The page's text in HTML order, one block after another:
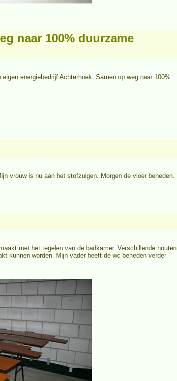
naar 100% duurzame
energiebedrijf Achterhoek. Samen op weg naar 100%
vrouw is nu aan het stofzuigen. Morgen de vloer beneden.
met het tegelen van de badkamer. Verschillende houten
kunnen worden. Mijn vader heeft de wc beneden verder